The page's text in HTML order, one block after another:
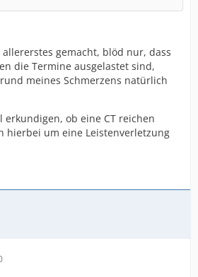
gemacht, blöd nur, dass
die Termine ausgelastet sind,
meines Schmerzens natürlich
erkundigen, ob eine CT reichen
hierbei um eine Leistenverletzung